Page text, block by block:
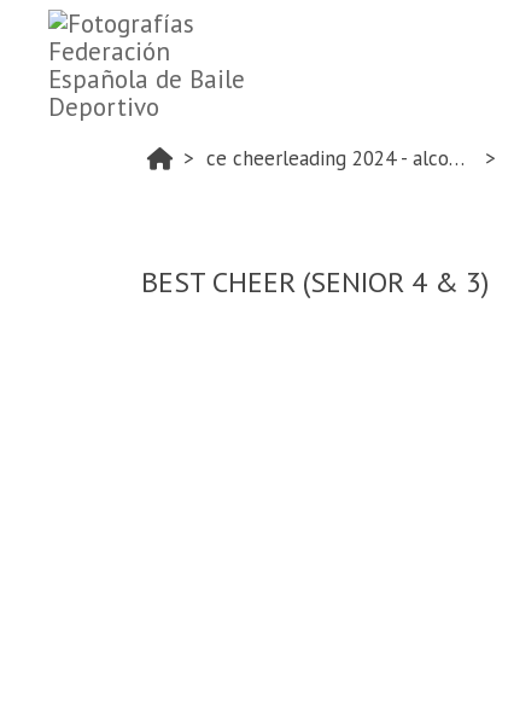
ce cheerleading 2024 - alcobendas
BEST CHEER (SENIOR 4 & 3)